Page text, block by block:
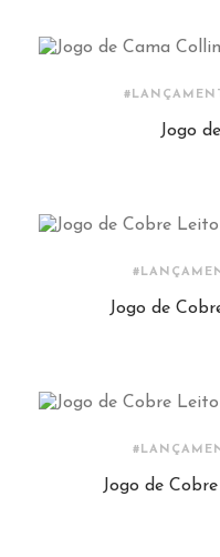
Jogo
Jogo de
Jogo de